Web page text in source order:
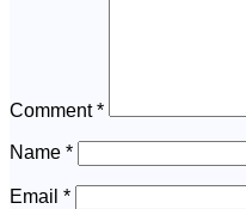
Comment*
Name *
Email *